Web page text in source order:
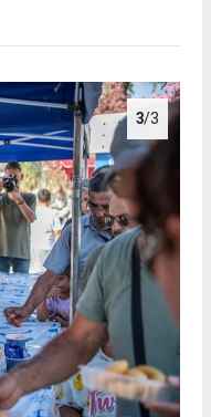
3/3